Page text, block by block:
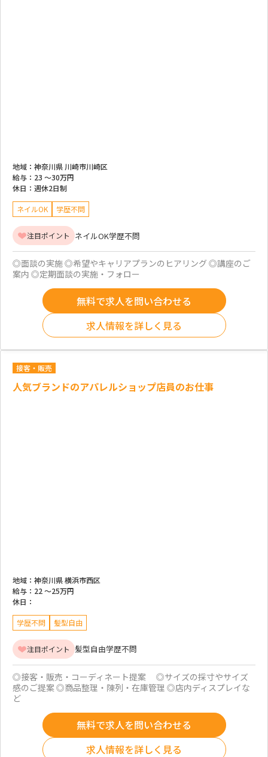
地域： 神奈川県 川崎市川崎区
給与： 23 ～30万円
休日： 週休2日制
ネイルOK 学歴不問
注目ポイント ネイルOK学歴不問
◎面談の実施 ◎希望やキャリアプランのヒアリング ◎講座のご
案内 ◎定期面談の実施・フォロー
無料で求人を問い合わせる
求人情報を詳しく見る
接客・販売
人気ブランドのアパレルショップ店員のお仕事
地域： 神奈川県 横浜市西区
給与： 22 ～25万円
休日：
学歴不問 髪型自由
注目ポイント 髪型自由学歴不問
◎接客・販売・コーディネート提案 ◎サイズの採寸やサイズ
感のご提案 ◎商品整理・陳列・在庫管理 ◎店内ディスプレイな
ど
無料で求人を問い合わせる
求人情報を詳しく見る